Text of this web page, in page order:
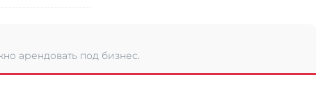
арендовать под бизнес.